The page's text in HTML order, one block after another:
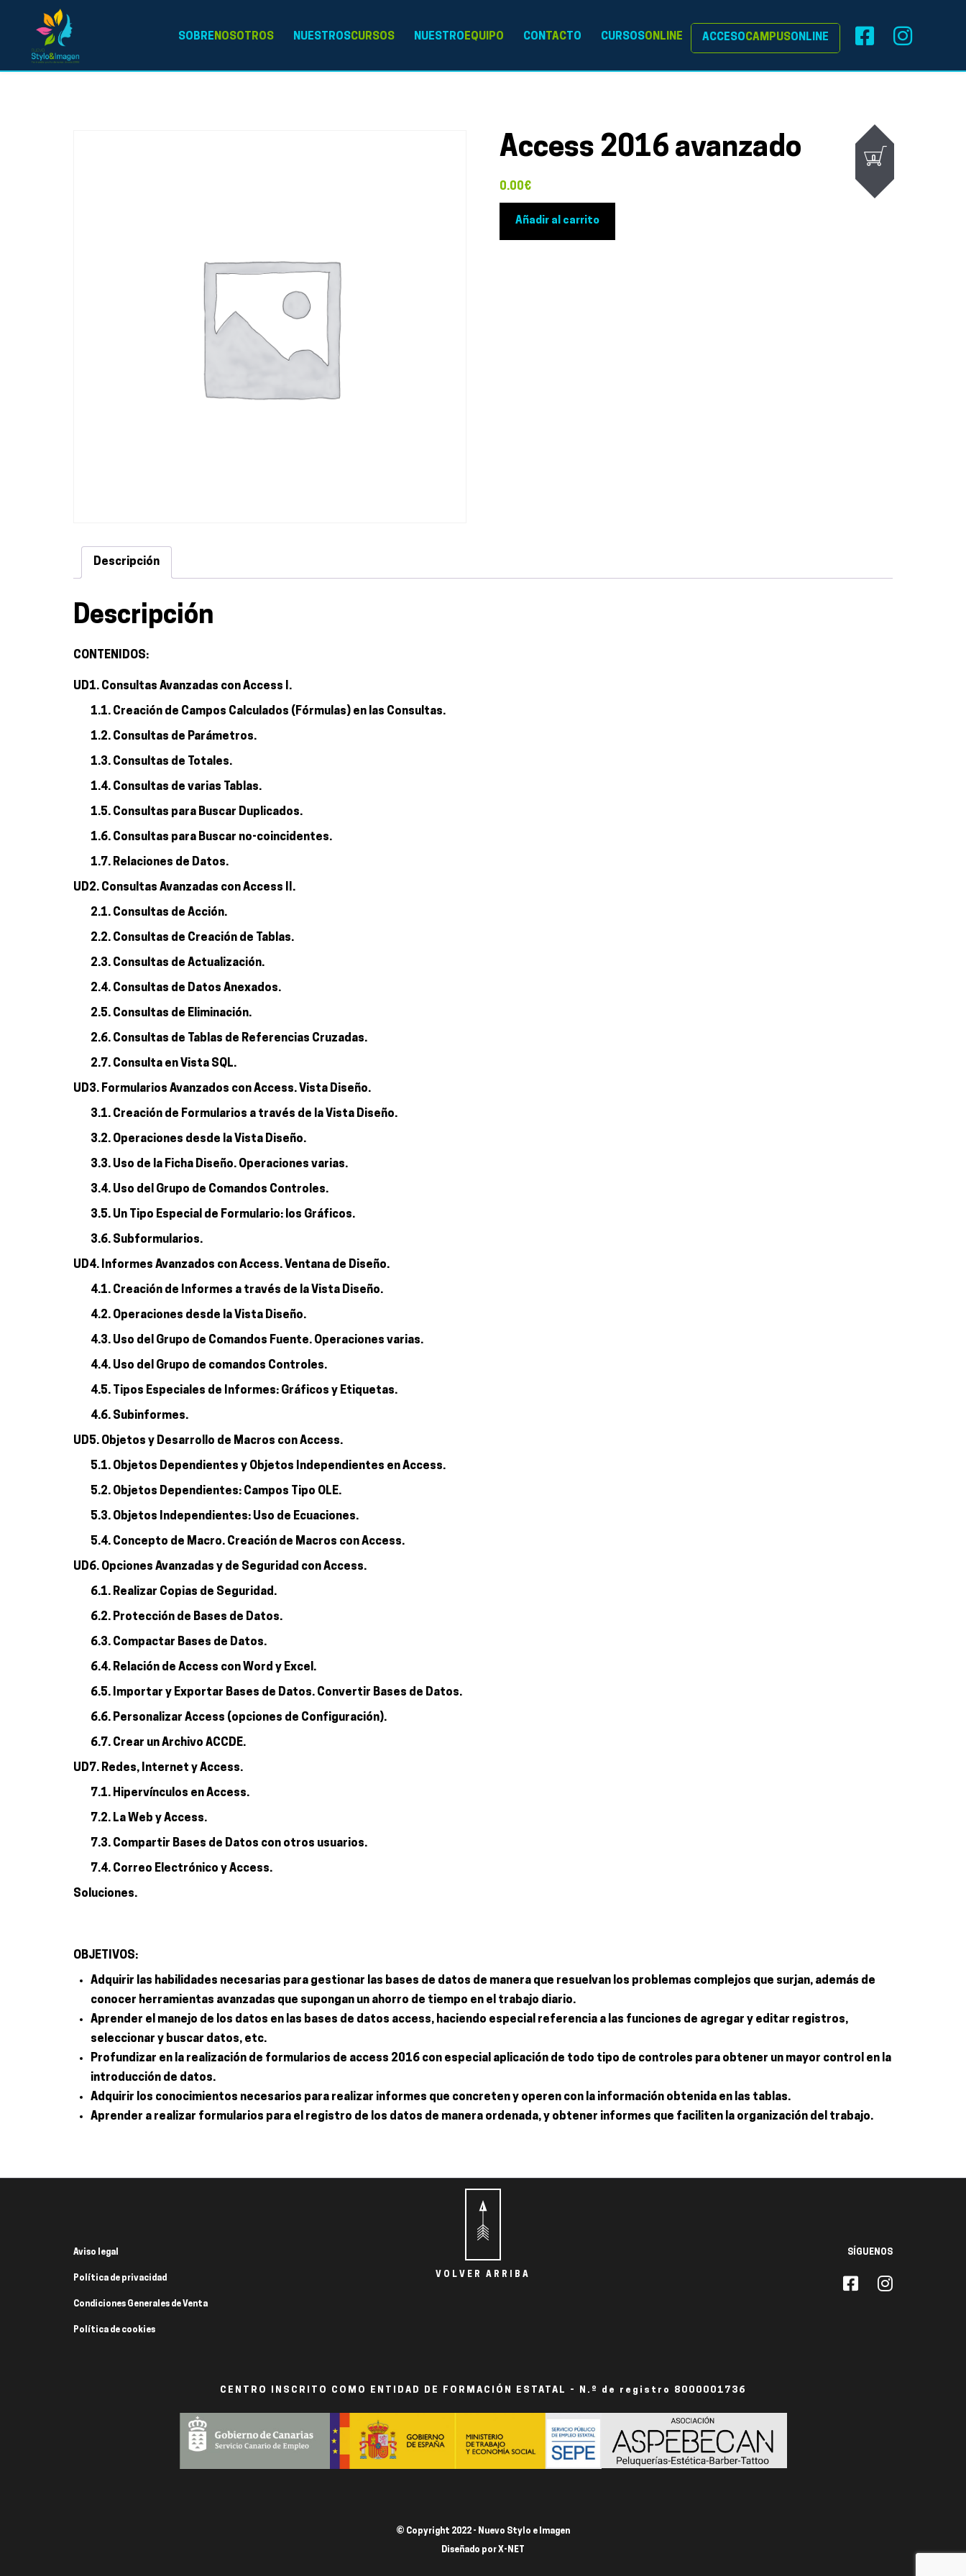
SOBRENOSOTROS NUESTROSCURSOS NUESTROEQUIPO CONTACTO CURSOSONLINE ACCESOCAMPUSONLINE
0
Access 2016 avanzado
0.00€
Añadir al carrito
Descripción
Descripción
CONTENIDOS:
UD1. Consultas Avanzadas con Access I.
1.1. Creación de Campos Calculados (Fórmulas) en las Consultas.
1.2. Consultas de Parámetros.
1.3. Consultas de Totales.
1.4. Consultas de varias Tablas.
1.5. Consultas para Buscar Duplicados.
1.6. Consultas para Buscar no-coincidentes.
1.7. Relaciones de Datos.
UD2. Consultas Avanzadas con Access II.
2.1. Consultas de Acción.
2.2. Consultas de Creación de Tablas.
2.3. Consultas de Actualización.
2.4. Consultas de Datos Anexados.
2.5. Consultas de Eliminación.
2.6. Consultas de Tablas de Referencias Cruzadas.
2.7. Consulta en Vista SQL.
UD3. Formularios Avanzados con Access. Vista Diseño.
3.1. Creación de Formularios a través de la Vista Diseño.
3.2. Operaciones desde la Vista Diseño.
3.3. Uso de la Ficha Diseño. Operaciones varias.
3.4. Uso del Grupo de Comandos Controles.
3.5. Un Tipo Especial de Formulario: los Gráficos.
3.6. Subformularios.
UD4. Informes Avanzados con Access. Ventana de Diseño.
4.1. Creación de Informes a través de la Vista Diseño.
4.2. Operaciones desde la Vista Diseño.
4.3. Uso del Grupo de Comandos Fuente. Operaciones varias.
4.4. Uso del Grupo de comandos Controles.
4.5. Tipos Especiales de Informes: Gráficos y Etiquetas.
4.6. Subinformes.
UD5. Objetos y Desarrollo de Macros con Access.
5.1. Objetos Dependientes y Objetos Independientes en Access.
5.2. Objetos Dependientes: Campos Tipo OLE.
5.3. Objetos Independientes: Uso de Ecuaciones.
5.4. Concepto de Macro. Creación de Macros con Access.
UD6. Opciones Avanzadas y de Seguridad con Access.
6.1. Realizar Copias de Seguridad.
6.2. Protección de Bases de Datos.
6.3. Compactar Bases de Datos.
6.4. Relación de Access con Word y Excel.
6.5. Importar y Exportar Bases de Datos. Convertir Bases de Datos.
6.6. Personalizar Access (opciones de Configuración).
6.7. Crear un Archivo ACCDE.
UD7. Redes, Internet y Access.
7.1. Hipervínculos en Access.
7.2. La Web y Access.
7.3. Compartir Bases de Datos con otros usuarios.
7.4. Correo Electrónico y Access.
Soluciones.
OBJETIVOS:
Adquirir las habilidades necesarias para gestionar las bases de datos de manera que resuelvan los problemas complejos que surjan, además de
conocer herramientas avanzadas que supongan un ahorro de tiempo en el trabajo diario.
Aprender el manejo de los datos en las bases de datos access, haciendo especial referencia a las funciones de agregar y editar registros,
seleccionar y buscar datos, etc.
Profundizar en la realización de formularios de access 2016 con especial aplicación de todo tipo de controles para obtener un mayor control en la
introducción de datos.
Adquirir los conocimientos necesarios para realizar informes que concreten y operen con la información obtenida en las tablas.
Aprender a realizar formularios para el registro de los datos de manera ordenada, y obtener informes que faciliten la organización del trabajo.
VOLVER ARRIBA
Aviso legal
Política de privacidad
Condiciones Generales de Venta
Política de cookies
SÍGUENOS
CENTRO INSCRITO COMO ENTIDAD DE FORMACIÓN ESTATAL - N.º de registro 8000001736
© Copyright 2022 - Nuevo Stylo e Imagen
Diseñado porX-NET